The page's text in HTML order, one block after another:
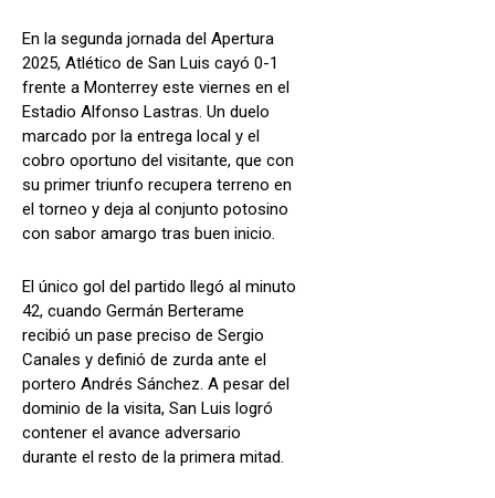
En la segunda jornada del Apertura
2025, Atlético de San Luis cayó 0-1
frente a Monterrey este viernes en el
Estadio Alfonso Lastras. Un duelo
marcado por la entrega local y el
cobro oportuno del visitante, que con
su primer triunfo recupera terreno en
el torneo y deja al conjunto potosino
con sabor amargo tras buen inicio.
El único gol del partido llegó al minuto
42, cuando Germán Berterame
recibió un pase preciso de Sergio
Canales y definió de zurda ante el
portero Andrés Sánchez. A pesar del
dominio de la visita, San Luis logró
contener el avance adversario
durante el resto de la primera mitad.